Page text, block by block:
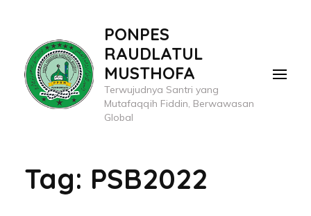
konten
(Tekan
Enter)
PONPES
RAUDLATUL
MUSTHOFA
Terwujudnya Santri yang
Mutafaqqih Fiddin, Berwawasan
Global
Tag: PSB2022